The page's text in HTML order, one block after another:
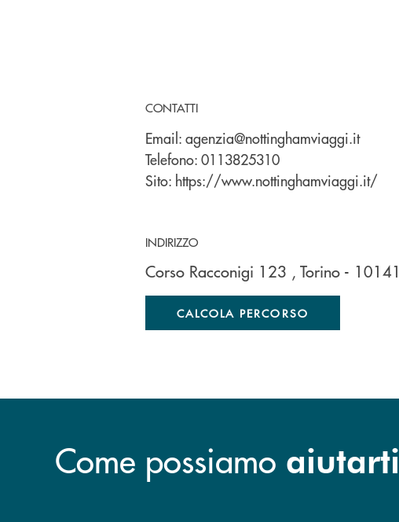
CONTATTI
Email: agenzia@nottinghamviaggi.it
Telefono: 0113825310
Sito: https://www.nottinghamviaggi.it/
INDIRIZZO
Corso Racconigi 123 , Torino - 10141
CALCOLA PERCORSO
Come possiamo aiutarti